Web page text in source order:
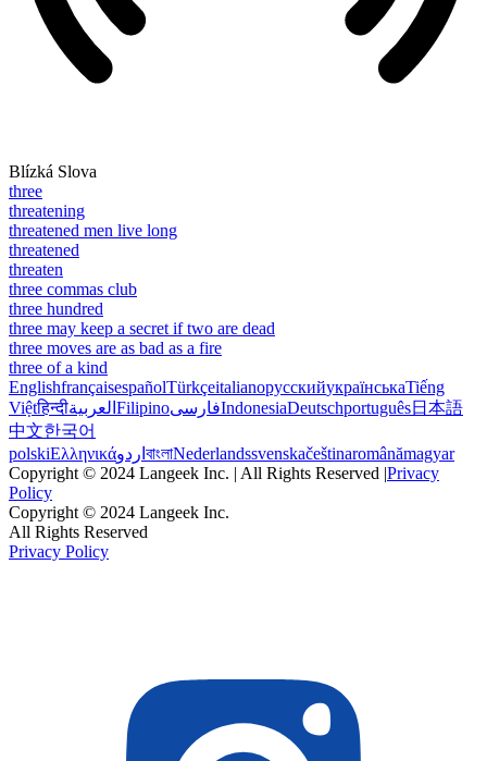
Blízká Slova
three
threatening
threatened men live long
threatened
threaten
three commas club
three hundred
three may keep a secret if two are dead
three moves are as bad as a fire
three of a kind
EnglishfrançaisespañolTürkçeitalianoрусскийукраїнськаTiếng
Việtहिन्दीالعربية FilipinoفارسیIndonesiaDeutschportuguês日本語
中文한국어
polskiΕλληνικάاردو বাংলাNederlandssvenskačeštinaromânămagyar
Copyright © 2024 Langeek Inc. | All Rights Reserved |Privacy
Policy
Copyright © 2024 Langeek Inc.
All Rights Reserved
Privacy Policy